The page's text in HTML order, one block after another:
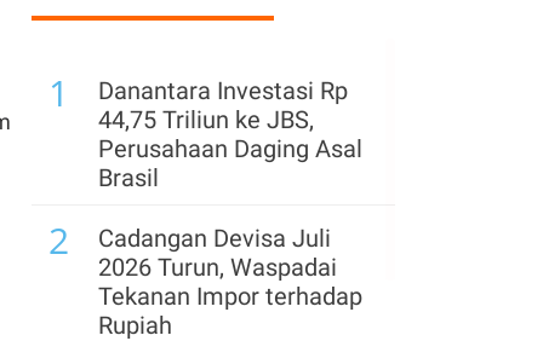
1
Danantara Investasi Rp
44,75 Triliun ke JBS,
Perusahaan Daging Asal
Brasil
2
Cadangan Devisa Juli
2026 Turun, Waspadai
Tekanan Impor terhadap
Rupiah